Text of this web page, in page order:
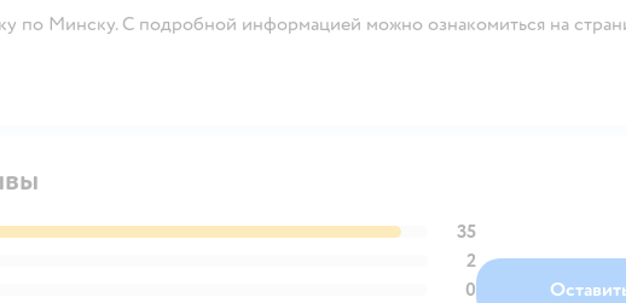
по Минску. С подробной информацией можно ознакомиться на
35
2
0